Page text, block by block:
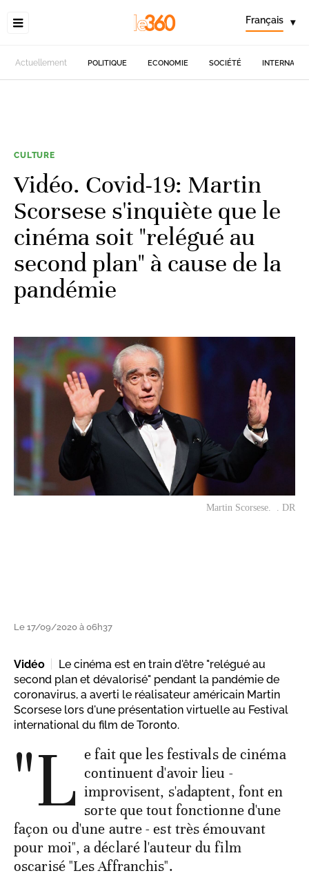
Français ▾
Actuellement POLITIQUE ECONOMIE SOCIÉTÉ
CULTURE
Vidéo. Covid-19: Martin
Scorsese s'inquiète que le
cinéma soit "relégué au
second plan" à cause de la
pandémie
Martin Scorsese. . DR
Le 17/09/2020 à 06h37
Vidéo
Le cinéma est en train d'être "relégué au
second plan et dévalorisé" pendant la pandémie de
coronavirus, a averti le réalisateur américain Martin
Scorsese lors d'une présentation virtuelle au Festival
international du film de Toronto.
"L e fait que les festivals de cinéma
continuent d'avoir lieu -
improvisent, s'adaptent, font en
sorte que tout fonctionne d'une
façon ou d'une autre - est très émouvant
pour moi", a déclaré l'auteur du film
oscarisé "Les Affranchis".